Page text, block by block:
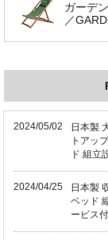
ガーデ
／
2024/05/02
日本製
トアッ
ド 組立
2024/04/25
日本製
ベッド
ービス